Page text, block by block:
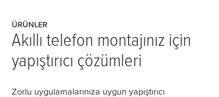
ÜRÜNLER
Akıllı telefon montajınız için
yapıştırıcı çözümleri
Zorlu uygulamalarınıza uygun yapıştırıcı